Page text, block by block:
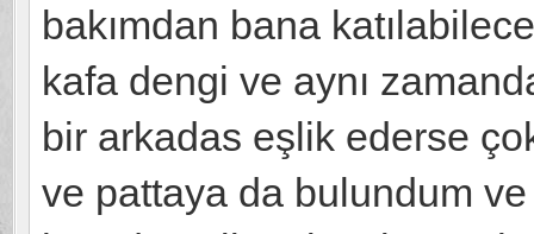
bakımdan bana
kafa dengi ve aynı
bir arkadas eşlik ederse
ve pattaya da bulundum